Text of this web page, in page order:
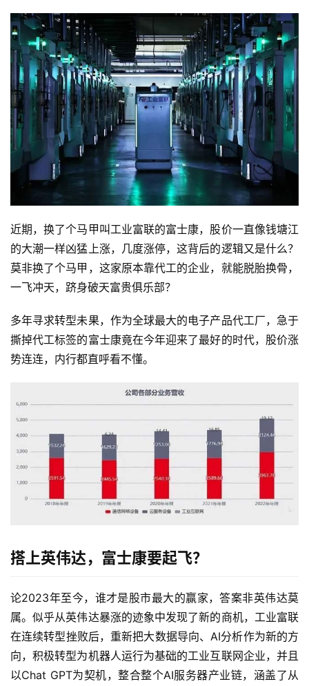
近期，换了个马甲叫工业富联的富士康，股价一直像钱塘江
的大潮一样凶猛上涨，几度涨停，这背后的逻辑又是什么？
莫非换了个马甲，这家原本靠代工的企业，就能脱胎换骨，
一飞冲天，跻身破天富贵俱乐部？
多年寻求转型未果，作为全球最大的电子产品代工厂，急于
撕掉代工标签的富士康竟在今年迎来了最好的时代，股价涨
势连连，内行都直呼看不懂。
搭上英伟达，富士康要起飞？
论2023年至今，谁才是股市最大的赢家，答案非英伟达莫
属。似乎从英伟达暴涨的迹象中发现了新的商机，工业富联
在连续转型挫败后，重新把大数据导向、AI分析作为新的方
向，积极转型为机器人运行为基础的工业互联网企业，并且
以Chat GPT为契机，整合整个AI服务器产业链，涵盖了从